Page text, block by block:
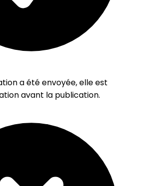
a été envoyée, elle est
avant la publication.